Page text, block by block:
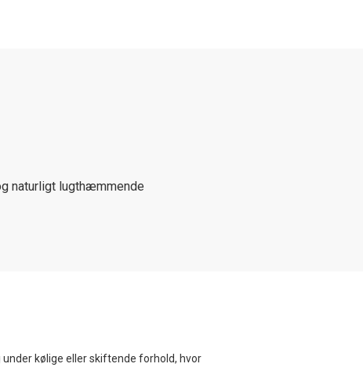
naturligt lugthæmmende
kølige eller skiftende forhold, hvor